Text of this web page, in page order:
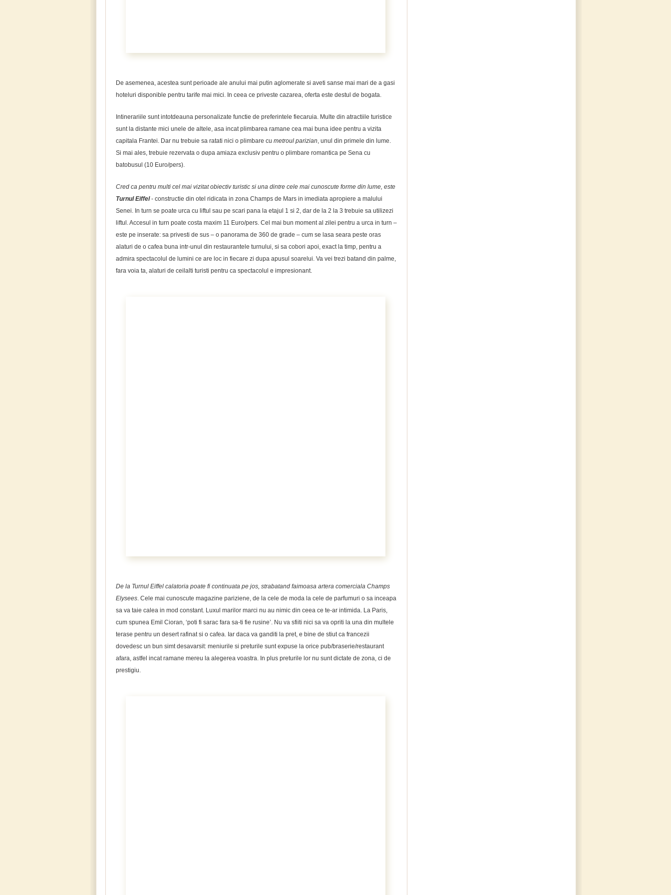
De asemenea, acestea sunt perioade ale anului mai putin aglomerate si aveti sanse mai mari de a gasi
hoteluri disponible pentru tarife mai mici. In ceea ce priveste cazarea, oferta este destul de bogata.
Intinerariile sunt intotdeauna personalizate functie de preferintele fiecaruia. Multe din atractiile turistice
sunt la distante mici unele de altele, asa incat plimbarea ramane cea mai buna idee pentru a vizita
capitala Frantei. Dar nu trebuie sa ratati nici o plimbare cu metroul parizian, unul din primele din lume.
Si mai ales, trebuie rezervata o dupa amiaza exclusiv pentru o plimbare romantica pe Sena cu
batobusul (10 Euro/pers).
Cred ca pentru multi cel mai vizitat obiectiv turistic si una dintre cele mai cunoscute forme din lume, este
Turnul Eiffel- constructie din otel ridicata in zona Champs de Mars in imediata apropiere a malului
Senei. In turn se poate urca cu liftul sau pe scari pana la etajul 1 si 2, dar de la 2 la 3 trebuie sa utilizezi
liftul. Accesul in turn poate costa maxim 11 Euro/pers. Cel mai bun moment al zilei pentru a urca in turn –
este pe inserate: sa privesti de sus – o panorama de 360 de grade – cum se lasa seara peste oras
alaturi de o cafea buna intr-unul din restaurantele turnului, si sa cobori apoi, exact la timp, pentru a
admira spectacolul de lumini ce are loc in fiecare zi dupa apusul soarelui. Va vei trezi batand din palme,
fara voia ta, alaturi de ceilalti turisti pentru ca spectacolul e impresionant.
De la Turnul Eiffel calatoria poate fi continuata pe jos, strabatand faimoasa artera comerciala Champs
Elysees. Cele mai cunoscute magazine pariziene, de la cele de moda la cele de parfumuri o sa inceapa
sa va taie calea in mod constant. Luxul marilor marci nu au nimic din ceea ce te-ar intimida. La Paris,
cum spunea Emil Cioran, ‘poti fi sarac fara sa-ti fie rusine’. Nu va sfiiti nici sa va opriti la una din multele
terase pentru un desert rafinat si o cafea. Iar daca va ganditi la pret, e bine de stiut ca francezii
dovedesc un bun simt desavarsit: meniurile si preturile sunt expuse la orice pub/braserie/restaurant
afara, astfel incat ramane mereu la alegerea voastra. In plus preturile lor nu sunt dictate de zona, ci de
prestigiu.